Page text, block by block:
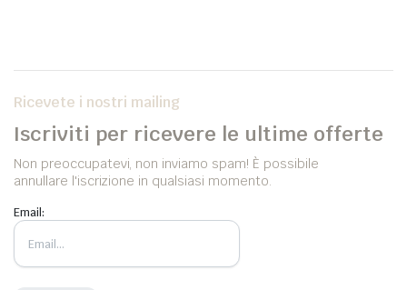
Ricevete i nostri mailing
Iscriviti per ricevere le ultime offerte
Non preoccupatevi, non inviamo spam! È possibile
annullare l'iscrizione in qualsiasi momento.
Email: